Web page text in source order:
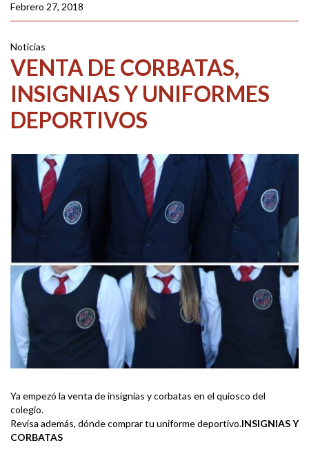
Febrero 27, 2018
Noticias
VENTA DE CORBATAS,
INSIGNIAS Y UNIFORMES
DEPORTIVOS
Ya empezó la venta de insignias y corbatas en el quiosco del
colegio.
Revisa además, dónde comprar tu uniforme deportivo.INSIGNIAS Y
CORBATAS